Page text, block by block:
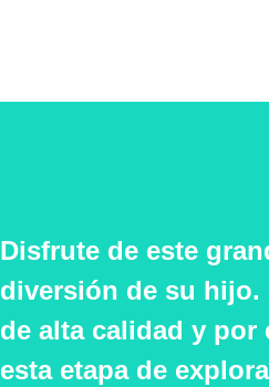
Disfrute de este
diversión de su hijo.
de alta calidad y por
esta etapa de